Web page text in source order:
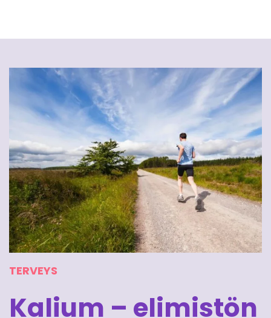
TERVEYS
Kalium – elimistön